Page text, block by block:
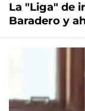
La "Liga" de
Baradero y